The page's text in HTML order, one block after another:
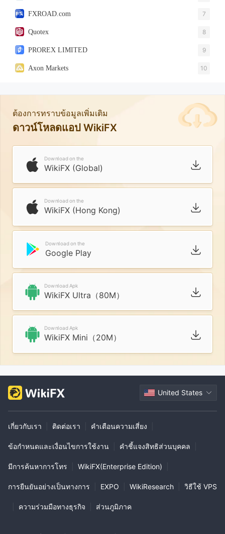
FXROAD.com 7
Quotex 8
PROREX LIMITED 9
Axon Markets 10
ต้องการทราบข้อมูลเพิ่มเติม
ดาวน์โหลดแอป WikiFX
Download on the
WikiFX (Global)
Download on the
WikiFX (Hong Kong)
Download on the
Google Play
Download Apk
WikiFX Ultra（80M）
Download Apk
WikiFX Mini（20M）
United States
เกี่ยวกับเรา ติดต่อเรา คำเตือนความเสี่ยง
ข้อกำหนดและเงื่อนไขการใช้งาน คำชี้แจงสิทธิส่วนบุคคล
มีการค้นหาการโทร WikiFX(Enterprise Edition)
การยืนยันอย่างเป็นทางการ EXPO WikiResearch วิธีใช้ VPS
ความร่วมมือทางธุรกิจ ส่วนภูมิภาค